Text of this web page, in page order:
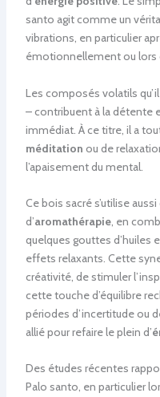
santo agit comme un
vibrations, en particulier
émotionnellement ou lors
Les composés volatils
– contribuent à la détente
immédiat. À ce titre, il a
méditation ou de
l’apaisement du mental.
Ce bois sacré s’utilise
d’aromathérapie, en
quelques gouttes d’huiles
effets relaxants. Cette
créativité, de stimuler
cette touche d’équilibre
périodes d’incertitude ou
allié pour refaire le plein d’
Des études récentes
Palo santo, en particulier